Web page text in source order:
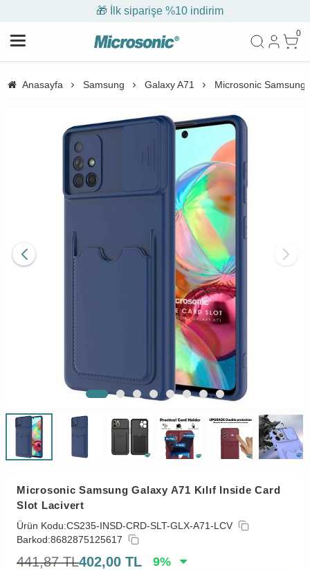
🎁 İlk siparişe %10 indirim
0
Anasayfa Samsung Galaxy A71 Microsonic Samsung
Microsonic Samsung Galaxy A71 Kılıf Inside Card
Slot Lacivert
Ürün Kodu:CS235-INSD-CRD-SLT-GLX-A71-LCV
Barkod:8682875125617
441,87 TL402,00 TL 9%